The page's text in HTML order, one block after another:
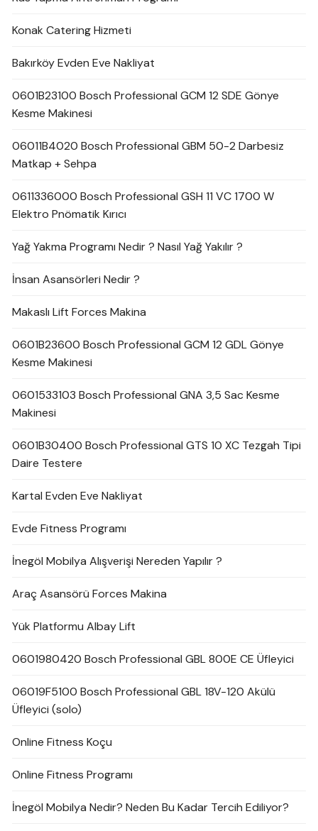
Konak Catering Hizmeti
Bakırköy Evden Eve Nakliyat
0601B23100 Bosch Professional GCM 12 SDE Gönye
Kesme Makinesi
06011B4020 Bosch Professional GBM 50-2 Darbesiz
Matkap + Sehpa
0611336000 Bosch Professional GSH 11 VC 1700 W
Elektro Pnömatik Kırıcı
Yağ Yakma Programı Nedir ? Nasıl Yağ Yakılır ?
İnsan Asansörleri Nedir ?
Makaslı Lift Forces Makina
0601B23600 Bosch Professional GCM 12 GDL Gönye
Kesme Makinesi
0601533103 Bosch Professional GNA 3,5 Sac Kesme
Makinesi
0601B30400 Bosch Professional GTS 10 XC Tezgah Tipi
Daire Testere
Kartal Evden Eve Nakliyat
Evde Fitness Programı
İnegöl Mobilya Alışverişi Nereden Yapılır ?
Araç Asansörü Forces Makina
Yük Platformu Albay Lift
0601980420 Bosch Professional GBL 800E CE Üfleyici
06019F5100 Bosch Professional GBL 18V-120 Akülü
Üfleyici (solo)
Online Fitness Koçu
Online Fitness Programı
İnegöl Mobilya Nedir? Neden Bu Kadar Tercih Ediliyor?